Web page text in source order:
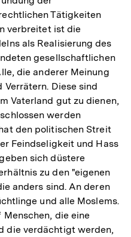
Tätigkeiten
verbreitet ist die
als Realisierung des
gesellschaftlichen
die anderer Meinung
Verrätern. Diese sind
Vaterland gut zu dienen,
werden
den politischen Streit
Feindseligkeit und Hass
sich düstere
zu den "eigenen
anders sind. An deren
und alle Moslems.
die eine
die verdächtigt werden,